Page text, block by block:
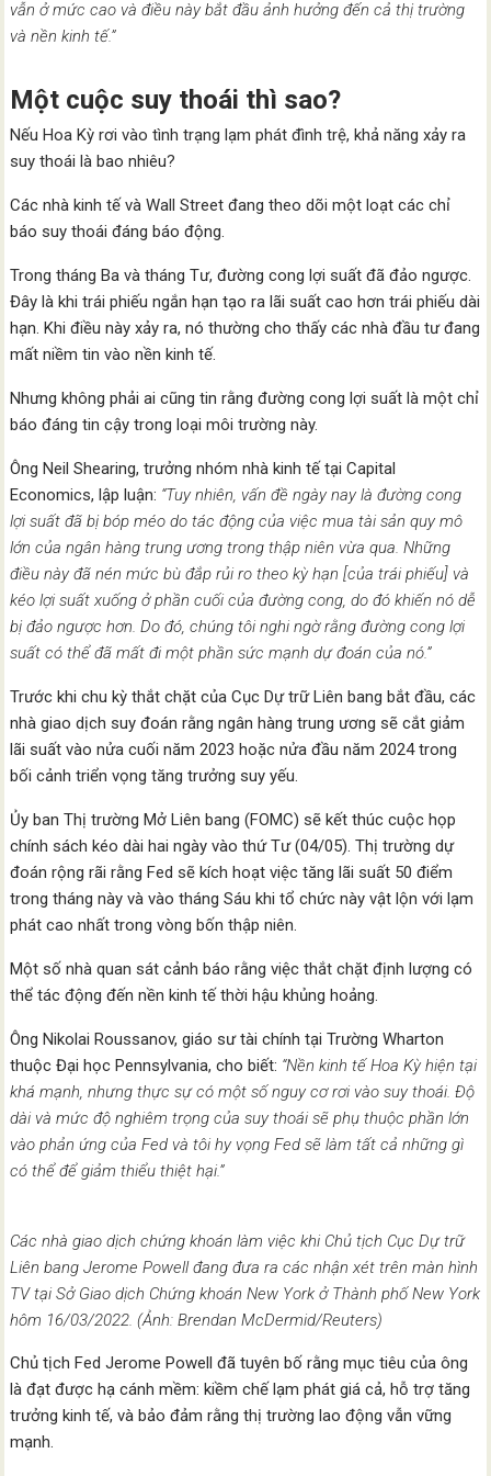
vẫn ở mức cao và điều này bắt đầu ảnh hưởng đến cả thị trường
và nền kinh tế.”
Một cuộc suy thoái thì sao?
Nếu Hoa Kỳ rơi vào tình trạng lạm phát đình trệ, khả năng xảy ra
suy thoái là bao nhiêu?
Các nhà kinh tế và Wall Street đang theo dõi một loạt các chỉ
báo suy thoái đáng báo động.
Trong tháng Ba và tháng Tư, đường cong lợi suất đã đảo ngược.
Đây là khi trái phiếu ngắn hạn tạo ra lãi suất cao hơn trái phiếu dài
hạn. Khi điều này xảy ra, nó thường cho thấy các nhà đầu tư đang
mất niềm tin vào nền kinh tế.
Nhưng không phải ai cũng tin rằng đường cong lợi suất là một chỉ
báo đáng tin cậy trong loại môi trường này.
Ông Neil Shearing, trưởng nhóm nhà kinh tế tại Capital
Economics, lập luận: “Tuy nhiên, vấn đề ngày nay là đường cong
lợi suất đã bị bóp méo do tác động của việc mua tài sản quy mô
lớn của ngân hàng trung ương trong thập niên vừa qua. Những
điều này đã nén mức bù đắp rủi ro theo kỳ hạn [của trái phiếu] và
kéo lợi suất xuống ở phần cuối của đường cong, do đó khiến nó dễ
bị đảo ngược hơn. Do đó, chúng tôi nghi ngờ rằng đường cong lợi
suất có thể đã mất đi một phần sức mạnh dự đoán của nó.”
Trước khi chu kỳ thắt chặt của Cục Dự trữ Liên bang bắt đầu, các
nhà giao dịch suy đoán rằng ngân hàng trung ương sẽ cắt giảm
lãi suất vào nửa cuối năm 2023 hoặc nửa đầu năm 2024 trong
bối cảnh triển vọng tăng trưởng suy yếu.
Ủy ban Thị trường Mở Liên bang (FOMC) sẽ kết thúc cuộc họp
chính sách kéo dài hai ngày vào thứ Tư (04/05). Thị trường dự
đoán rộng rãi rằng Fed sẽ kích hoạt việc tăng lãi suất 50 điểm
trong tháng này và vào tháng Sáu khi tổ chức này vật lộn với lạm
phát cao nhất trong vòng bốn thập niên.
Một số nhà quan sát cảnh báo rằng việc thắt chặt định lượng có
thể tác động đến nền kinh tế thời hậu khủng hoảng.
Ông Nikolai Roussanov, giáo sư tài chính tại Trường Wharton
thuộc Đại học Pennsylvania, cho biết: “Nền kinh tế Hoa Kỳ hiện tại
khá mạnh, nhưng thực sự có một số nguy cơ rơi vào suy thoái. Độ
dài và mức độ nghiêm trọng của suy thoái sẽ phụ thuộc phần lớn
vào phản ứng của Fed và tôi hy vọng Fed sẽ làm tất cả những gì
có thể để giảm thiểu thiệt hại.”
Các nhà giao dịch chứng khoán làm việc khi Chủ tịch Cục Dự trữ
Liên bang Jerome Powell đang đưa ra các nhận xét trên màn hình
TV tại Sở Giao dịch Chứng khoán New York ở Thành phố New York
hôm 16/03/2022. (Ảnh: Brendan McDermid/Reuters)
Chủ tịch Fed Jerome Powell đã tuyên bố rằng mục tiêu của ông
là đạt được hạ cánh mềm: kiềm chế lạm phát giá cả, hỗ trợ tăng
trưởng kinh tế, và bảo đảm rằng thị trường lao động vẫn vững
mạnh.